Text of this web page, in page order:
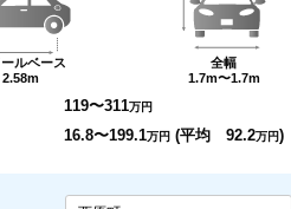
ルベース
2.58m
全幅
1.7m〜1.7m
119〜311万円
16.8〜199.1万円 (平均 92.2万円)